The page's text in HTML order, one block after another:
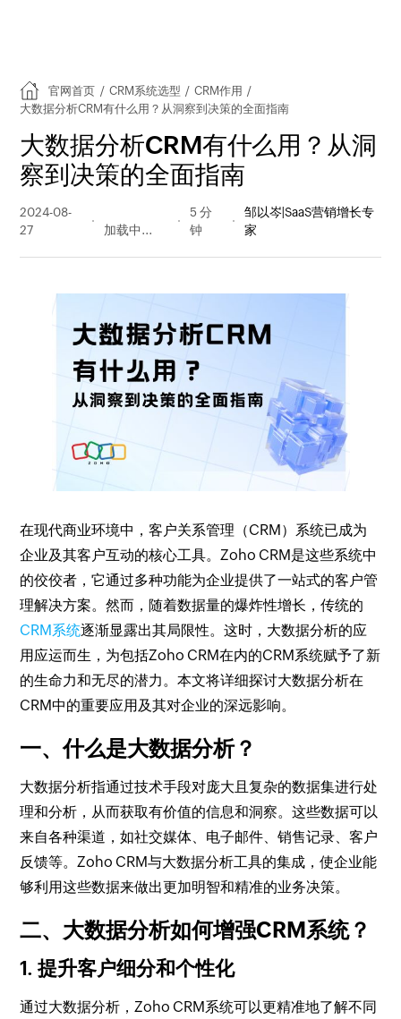
官网首页 / CRM系统选型 / CRM作用 /
大数据分析CRM有什么用？从洞察到决策的全面指南
大数据分析CRM有什么用？从洞
察到决策的全面指南
2024-08-
27
量
5 分
钟
邹以岑|SaaS营销增长专
家
在现代商业环境中，客户关系管理（CRM）系统已成为
企业及其客户互动的核心工具。Zoho CRM是这些系统中
的佼佼者，它通过多种功能为企业提供了一站式的客户管
理解决方案。然而，随着数据量的爆炸性增长，传统的
CRM系统逐渐显露出其局限性。这时，大数据分析的应
用应运而生，为包括Zoho CRM在内的CRM系统赋予了新
的生命力和无尽的潜力。本文将详细探讨大数据分析在
CRM中的重要应用及其对企业的深远影响。
一、什么是大数据分析？
大数据分析指通过技术手段对庞大且复杂的数据集进行处
理和分析，从而获取有价值的信息和洞察。这些数据可以
来自各种渠道，如社交媒体、电子邮件、销售记录、客户
反馈等。Zoho CRM与大数据分析工具的集成，使企业能
够利用这些数据来做出更加明智和精准的业务决策。
二、大数据分析如何增强CRM系统？
1. 提升客户细分和个性化
通过大数据分析，Zoho CRM系统可以更精准地了解不同